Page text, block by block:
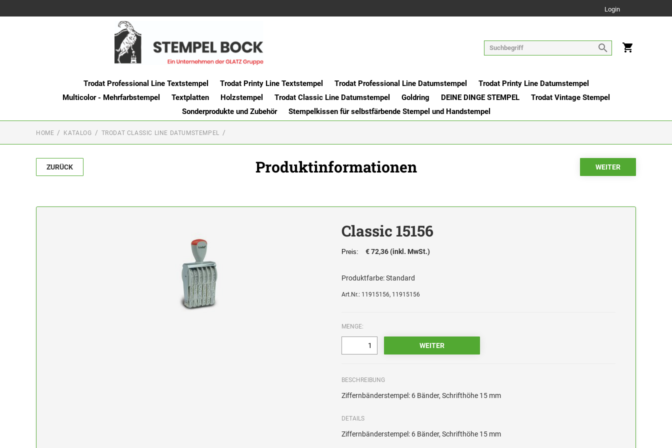
Login
Trodat Professional Line Textstempel Trodat Printy Line Textstempel Trodat Professional Line Datumstempel
Trodat Printy Line Datumstempel
Multicolor - Mehrfarbstempel
Textplatten Holzstempel Trodat Classic Line Datumstempel Goldring DEINE DINGE STEMPEL
Trodat Vintage Stempel
Sonderprodukte und Zubehör
Stempelkissen für selbstfärbende Stempel und Handstempel
HOME KATALOG TRODAT CLASSIC LINE DATUMSTEMPEL
ZURÜCK Produktinformationen
Classic 15156
Preis: € 72,36 (inkl. MwSt.)
Produktfarbe:Standard
Art.Nr.: 11915156, 11915156
MENGE:
BESCHREIBUNG
Ziffernbänderstempel: 6 Bänder, Schrifthöhe 15 mm
DETAILS
Ziffernbänderstempel: 6 Bänder, Schrifthöhe 15 mm